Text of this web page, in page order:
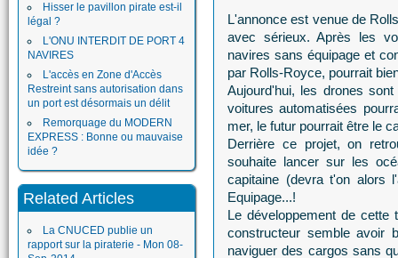
Hisser le pavillon pirate est-il
légal ?
L'ONU INTERDIT DE PORT 4
NAVIRES
L'accès en Zone d'Accès
Restreint sans autorisation dans
un port est désormais un délit
Remorquage du MODERN
EXPRESS : Bonne ou mauvaise
idée ?
Related Articles
La CNUCED publie un
rapport sur la piraterie - Mon 08-
L'annonce est venue de
avec sérieux. Après les
navires sans équipage et
par Rolls-Royce, pourrait
Aujourd'hui, les drones
voitures automatisées
mer, le futur pourrait être le
Derrière ce projet, on
souhaite lancer sur les
capitaine (devra t'on alors
Equipage...!
Le développement de
constructeur semble avoir
naviguer des cargos sans